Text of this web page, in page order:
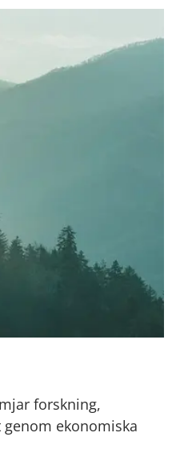
forskning,
ekonomiska